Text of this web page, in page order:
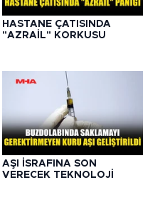
HASTANE ÇATISINDA
"AZRAİL" KORKUSU
AŞI İSRAFINA SON
VERECEK TEKNOLOJİ